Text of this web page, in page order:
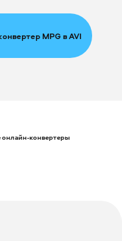
MPG в AVI
конвертеры